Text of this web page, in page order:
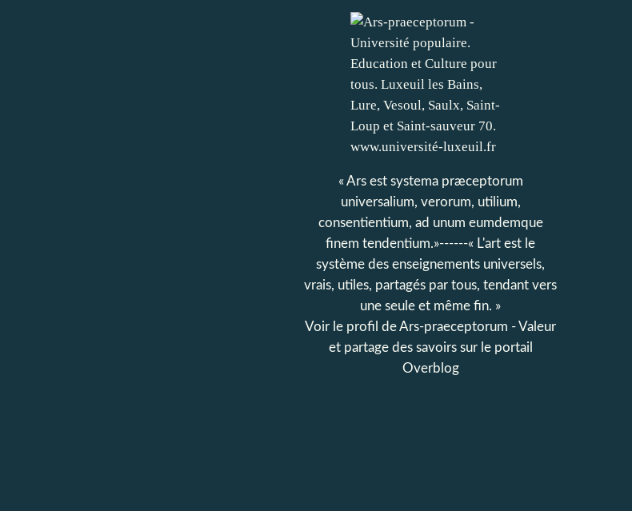
« Ars est systema præceptorum
universalium, verorum, utilium,
consentientium, ad unum eumdemque
finem tendentium.»------« L'art est le
système des enseignements universels,
vrais, utiles, partagés par tous, tendant vers
une seule et même fin. »
Voir le profil deArs-praeceptorum - Valeur
et partage des savoirssur le portail
Overblog